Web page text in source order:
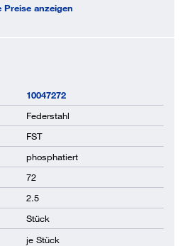
anzeigen
10047272
Federstahl
FST
phosphatiert
72
2.5
Stück
je Stück